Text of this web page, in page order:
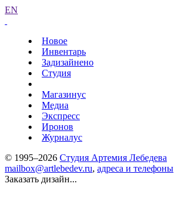
EN
Новое
Инвентарь
Задизайнено
Студия
Магазинус
Медиа
Экспресс
Иронов
Журналус
© 1995–2026 Студия Артемия Лебедева
mailbox@artlebedev.ru, адреса и телефоны
Заказать дизайн...